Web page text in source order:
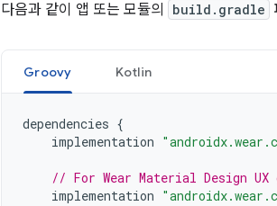
다음과 같이 앱 또는 모듈의
build.gradle
Groovy Kotlin
dependencies {
implementation
// For Wear Material Design
implementation